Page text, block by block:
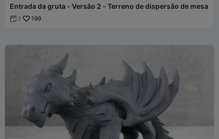
Entrada da gruta - Versão 2 - Terreno de dispersão de mesa
 7 199